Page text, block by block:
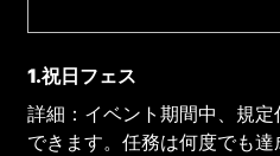
1.祝日フェス
詳細：イベント期間中、規
できます。任務は何度でも